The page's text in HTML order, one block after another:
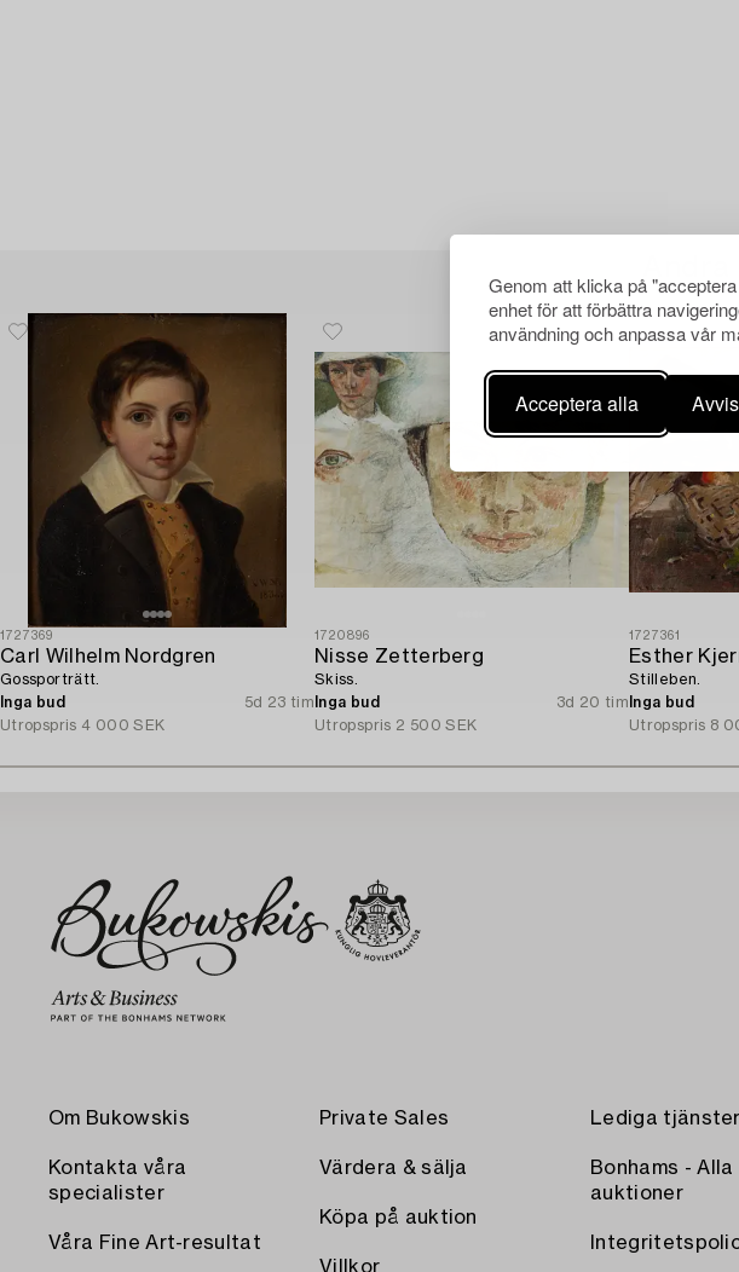
Genom att klicka på
enhet för att förbättra
användning och anpassa vår
Acceptera alla
1727369
Carl Wilhelm Nordgren
Gossporträtt.
Inga bud
5d 23 tim
Utropspris 4 000 SEK
1720896
Nisse Zetterberg
Skiss.
Inga bud
3d 20 tim
Utropspris 2 500 SEK
1727361
Esther
Stilleben.
Inga bud
Utropspris 8
Om Bukowskis
Kontakta våra
specialister
Våra Fine Art-resultat
Private Sales
Värdera & sälja
Köpa på auktion
Villkor
Lediga tjänster
Bonhams - Alla
auktioner